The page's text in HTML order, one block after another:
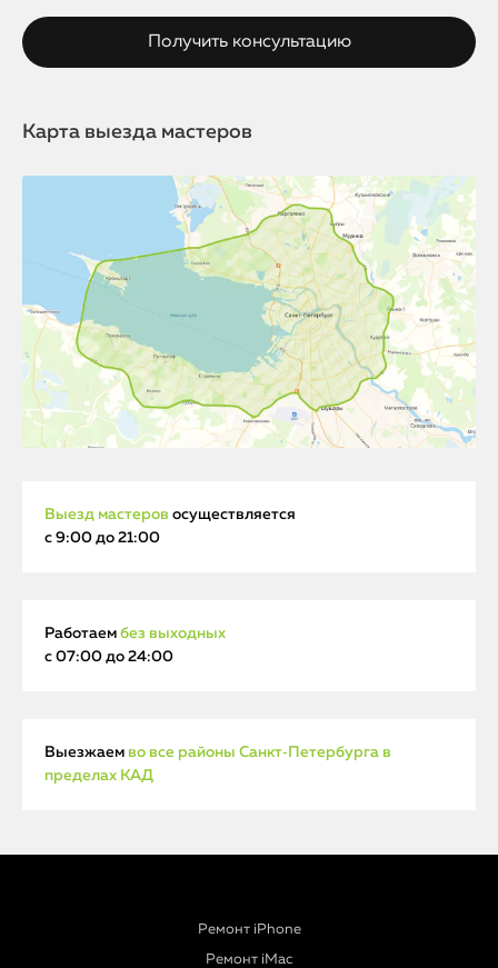
Карта выезда мастеров
Выезд мастеров осуществляется
с 9:00 до 21:00
Работаем без выходных
с 07:00 до 24:00
Выезжаем во все районы Санкт‑Петербурга в
пределах КАД
Ремонт iPhone
Ремонт iMac